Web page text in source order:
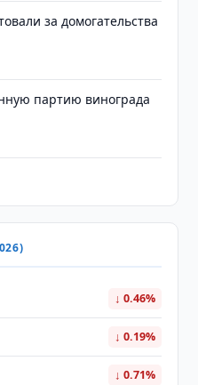
за домогательства
партию винограда
↓ 0.46%
↓ 0.19%
↓ 0.71%